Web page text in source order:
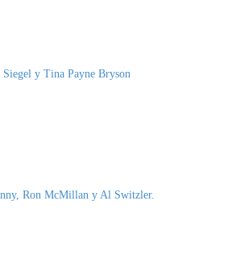
y Tina Payne Bryson
Ron McMillan y Al Switzler.